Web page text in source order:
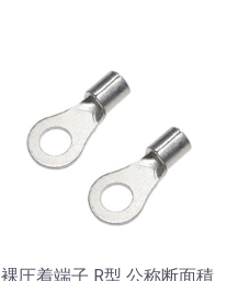
裸圧着端子 R型 公称断面積